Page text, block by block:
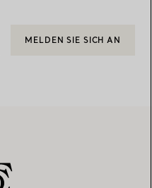
MELDEN SIE SICH AN